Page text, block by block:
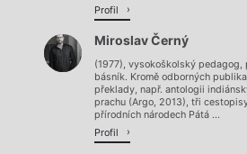
Profil
Miroslav Černý
(1977), vysokoškolský
básník. Kromě odborných
překlady, např. antologii
prachu (Argo, 2013), tři
přírodních národech Pátá ...
Profil